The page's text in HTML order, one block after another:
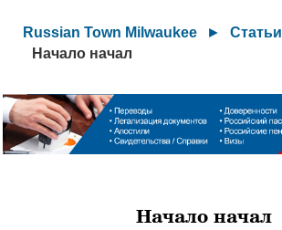
Russian Town Milwaukee ► Статьи
Начало начал
Начало начал